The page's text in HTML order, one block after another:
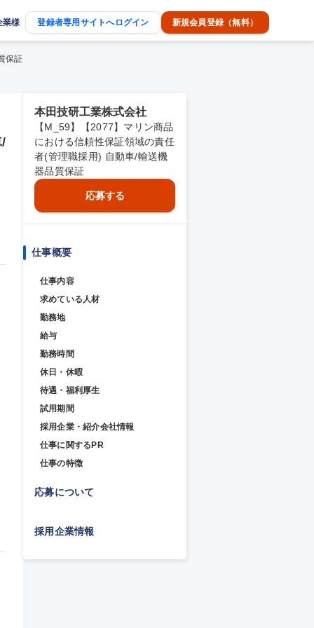
業様 登録者専用サイトへログイン 新規会員登録（無料）
保証
本田技研工業株式会社
【M_59】【2077】マリン商品
における信頼性保証領域の責任
者(管理職採用) 自動車/輸送機
器品質保証
応募する
仕事概要
仕事内容
求めている人材
勤務地
給与
勤務時間
休日・休暇
待遇・福利厚生
試用期間
採用企業・紹介会社情報
仕事に関するPR
仕事の特徴
応募について
採用企業情報